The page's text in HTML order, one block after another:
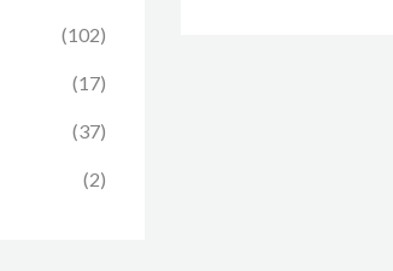
(102)
(17)
(37)
(2)